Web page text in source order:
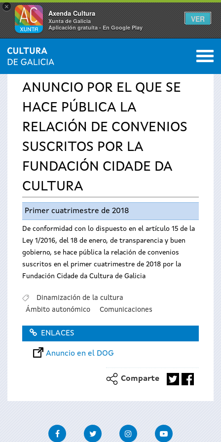
×
Axenda Cultura
Xunta de Galicia
Aplicación gratuíta - En Google Play
VER
Se
usted
aquí
INICIO › SERVICIOS 0
ANUNCIO POR EL QUE SE
HACE PÚBLICA LA
RELACIÓN DE CONVENIOS
SUSCRITOS POR LA
FUNDACIÓN CIDADE DA
CULTURA
Primer cuatrimestre de 2018
De conformidad con lo dispuesto en el artículo 15 de la
Ley 1/2016, del 18 de enero, de transparencia y buen
gobierno, se hace pública la relación de convenios
suscritos en el primer cuatrimestre de 2018 por la
Fundación Cidade da Cultura de Galicia
Dinamización de la cultura
Ámbito autonómico
Comunicaciones
ENLACES
Anuncio en el DOG
Comparte
FacebookTwitter InstagramYoutube